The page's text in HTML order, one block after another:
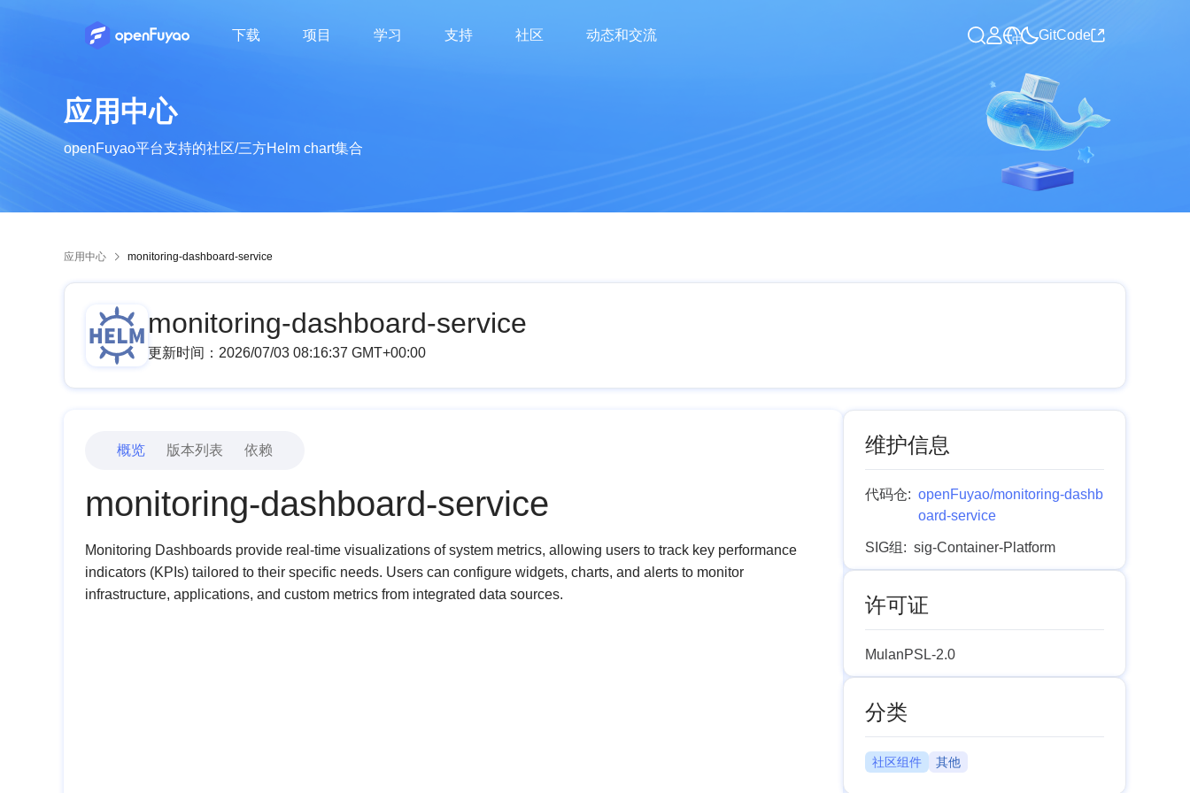
下载 项目 学习 支持 社区 动态和交流 中 GitCode
应用中心
openFuyao平台支持的社区/三方Helm chart集合
应用中心 monitoring-dashboard-service
monitoring-dashboard-service
更新时间： 2026/07/03 08:16:37 GMT+00:00
概览 版本列表 依赖
monitoring-dashboard-service
Monitoring Dashboards provide real-time visualizations of system metrics, allowing users to track key performance
indicators (KPIs) tailored to their specific needs. Users can configure widgets, charts, and alerts to monitor
infrastructure, applications, and custom metrics from integrated data sources.
维护信息
代码仓: openFuyao/monitoring-dashb
oard-service
SIG组: sig-Container-Platform
许可证
MulanPSL-2.0
分类
社区组件 其他